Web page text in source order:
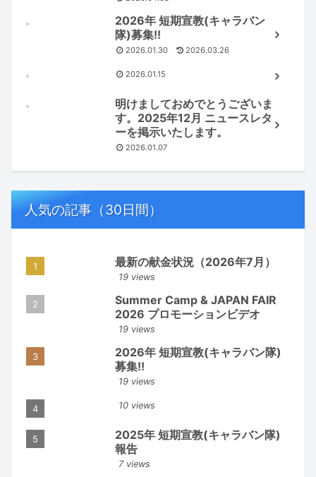
2026年 短期宣教(キャラバン
隊)募集!!
2026.01.30 2026.03.26
2026.01.15
明けましておめでとうございま
す。2025年12月 ニュースレタ
ーを掲示いたします。
2026.01.07
人気の記事（30日間）
最新の献金状況（2026年7月）
19 views
Summer Camp & JAPAN FAIR
2026 プロモーションビデオ
19 views
2026年 短期宣教(キャラバン隊)
募集!!
19 views
10 views
2025年 短期宣教(キャラバン隊)
報告
7 views